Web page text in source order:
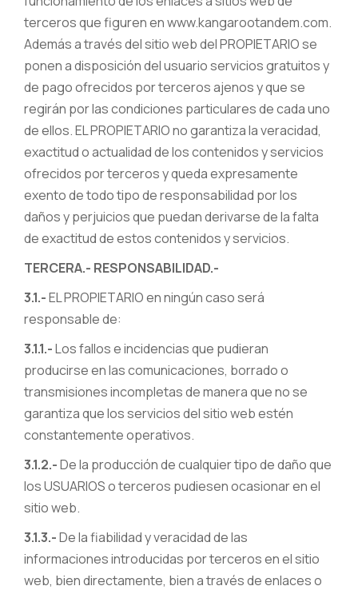
terceros que figuren en www.kangarootandem.com.
Además a través del sitio web del PROPIETARIO se
ponen a disposición del usuario servicios gratuitos y
de pago ofrecidos por terceros ajenos y que se
regirán por las condiciones particulares de cada uno
de ellos. EL PROPIETARIO no garantiza la veracidad,
exactitud o actualidad de los contenidos y servicios
ofrecidos por terceros y queda expresamente
exento de todo tipo de responsabilidad por los
daños y perjuicios que puedan derivarse de la falta
de exactitud de estos contenidos y servicios.
TERCERA.- RESPONSABILIDAD.-
3.1.-EL PROPIETARIO en ningún caso será
responsable de:
3.1.1.-Los fallos e incidencias que pudieran
producirse en las comunicaciones, borrado o
transmisiones incompletas de manera que no se
garantiza que los servicios del sitio web estén
constantemente operativos.
3.1.2.-De la producción de cualquier tipo de daño que
los USUARIOS o terceros pudiesen ocasionar en el
sitio web.
3.1.3.-De la fiabilidad y veracidad de las
informaciones introducidas por terceros en el sitio
web, bien directamente, bien a través de enlaces o